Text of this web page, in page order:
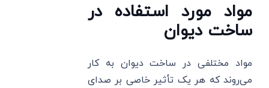
مواد مورد استفاده در
ساخت دیوان
مواد مختلفی در ساخت دیوان به کار
می‌روند که هر یک تأثیر خاصی بر صدای